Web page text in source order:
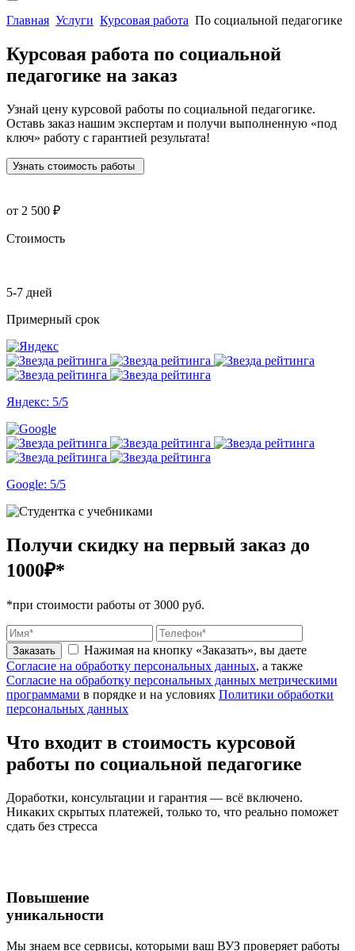
Главная Услуги Курсовая работа По социальной педагогике
Курсовая работа по социальной
педагогике на заказ
Узнай цену курсовой работы по социальной педагогике.
Оставь заказ нашим экспертам и получи выполненную «под
ключ» работу с гарантией результата!
Узнать стоимость работы
от 2 500 ₽
Стоимость
5-7 дней
Примерный срок
Яндекс: 5/5
Google: 5/5
Получи скидку на первый заказ до
1000₽*
*при стоимости работы от 3000 руб.
Заказать
Нажимая на кнопку «Заказать», вы даете
Согласие на обработку персональных данных, а также
Согласие на обработку персональных данных метрическими
программами в порядке и на условиях Политики обработки
персональных данных
Что входит в стоимость курсовой
работы по социальной педагогике
Доработки, консультации и гарантия — всё включено.
Никаких скрытых платежей, только то, что реально поможет
сдать без стресса
Повышение
уникальности
Мы знаем все сервисы, которыми ваш ВУЗ проверяет работы